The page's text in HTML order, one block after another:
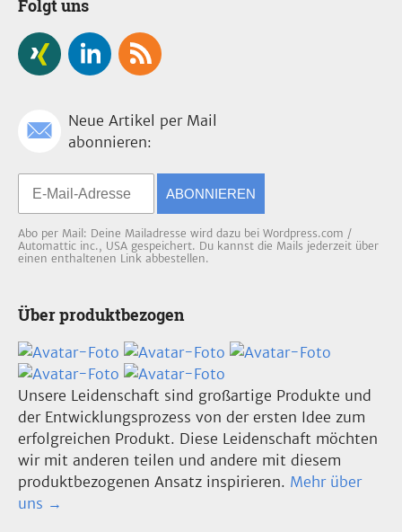
Folgt uns
Neue Artikel per Mail
abonnieren:
ABONNIEREN
Abo per Mail: Deine Mailadresse wird dazu bei Wordpress.com /
Automattic inc., USA gespeichert. Du kannst die Mails jederzeit über
einen enthaltenen Link abbestellen.
Über produktbezogen
Unsere Leidenschaft sind großartige Produkte und
der Entwicklungsprozess von der ersten Idee zum
erfolgreichen Produkt. Diese Leidenschaft möchten
wir mit anderen teilen und andere mit diesem
produktbezogenen Ansatz inspirieren. Mehr über
uns →